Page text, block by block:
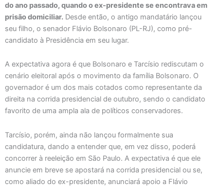
do ano passado, quando o ex-presidente se encontrava em
prisão domiciliar. Desde então, o antigo mandatário lançou
seu filho, o senador Flávio Bolsonaro (PL-RJ), como pré-
candidato à Presidência em seu lugar.
A expectativa agora é que Bolsonaro e Tarcísio rediscutam o
cenário eleitoral após o movimento da família Bolsonaro. O
governador é um dos mais cotados como representante da
direita na corrida presidencial de outubro, sendo o candidato
favorito de uma ampla ala de políticos conservadores.
Tarcísio, porém, ainda não lançou formalmente sua
candidatura, dando a entender que, em vez disso, poderá
concorrer à reeleição em São Paulo. A expectativa é que ele
anuncie em breve se apostará na corrida presidencial ou se,
como aliado do ex-presidente, anunciará apoio a Flávio